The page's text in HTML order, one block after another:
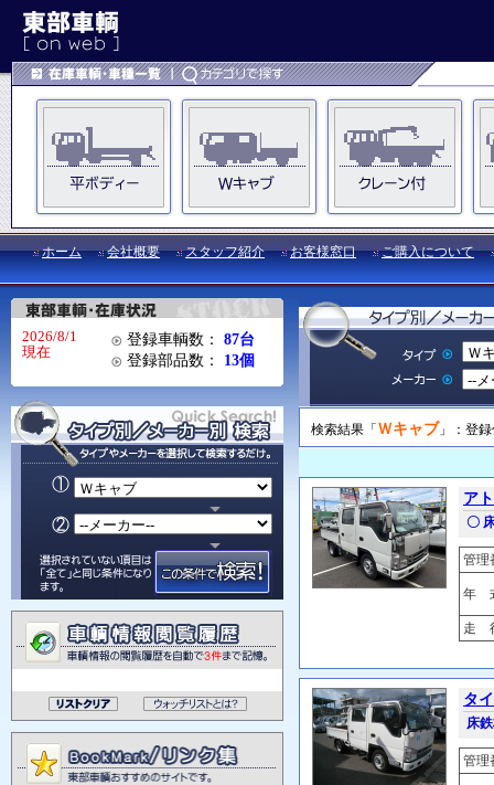
ホーム 会社概要 スタッフ紹介 お客様窓口 ご購入について
2026/8/1
現在
登録車輌数：
87台
登録部品数：
13個
検索結果「 Ｗキャブ 」：登
ア
〇
管理
年
走
タ
床
管理